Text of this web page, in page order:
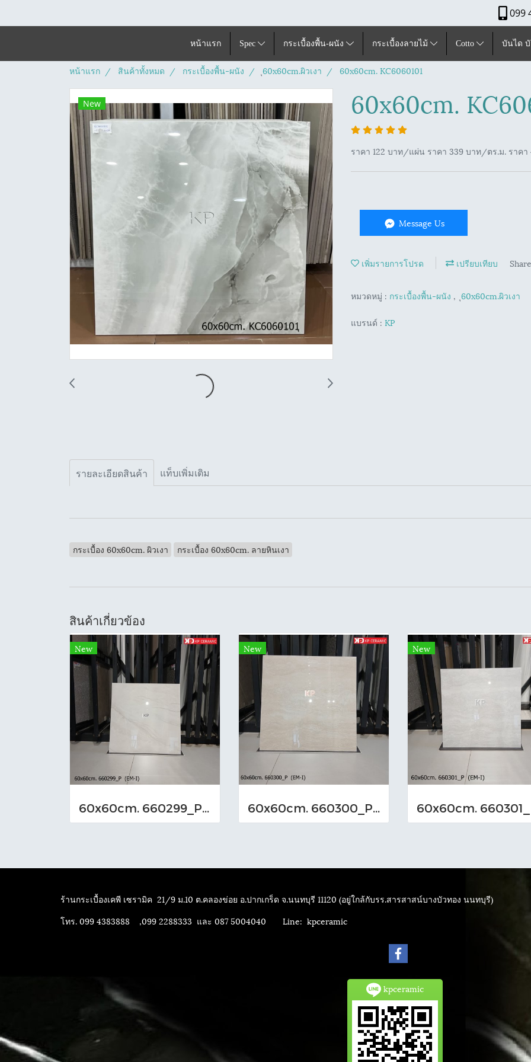
099
หน้าแรก Spec กระเบื้องพื้น-ผนัง กระเบื้องลายไม้ Cotto บันได
หน้าแรก สินค้าทั้งหมด กระเบื้องพื้น-ผนัง ุ60x60cm.ผิวเงา 60x60cm. KC6060101
New 60x60cm.
ราคา 122 บาท/แผ่น ราคา 339 บาท/ตร.ม. ราค
Message Us
เพิ่มรายการโปรด เปรียบเทียบ Share
หมวดหมู่ : กระเบื้องพื้น-ผนัง , ุ60x60cm.ผิวเงา
แบรนด์ : KP
รายละเอียดสินค้า แท็บเพิ่มเติม
กระเบื้อง 60x60cm. ผิวเงา กระเบื้อง 60x60cm. ลายหินเงา
สินค้าเกี่ยวข้อง
New
60x60cm. 660299_P (EM-I)
New
60x60cm. 660300_P (EM-I)
New
ร้านกระเบื้องเคพี เซรามิค 21/9 ม.10 ต.คลองข่อย อ.ปากเกร็ด จ.นนทบุรี 11120 (อยู่ใกล้กับรร.สารสาสน์บางบัวทอง นนทบุรี)
โทร. 099 4383888 ,099 2288333 และ 087 5004040 Line: kpceramic
kpceramic